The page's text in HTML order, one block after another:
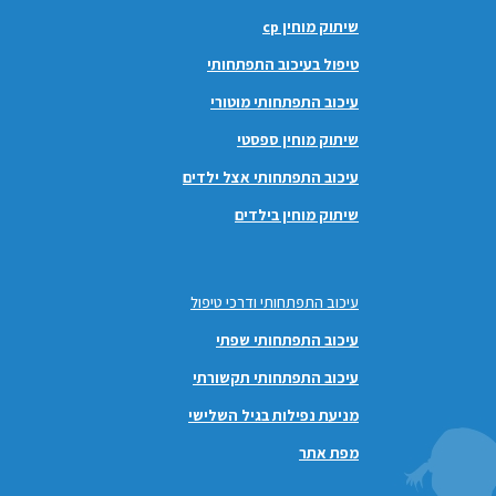
שיתוק מוחין cp
טיפול בעיכוב התפתחותי
עיכוב התפתחותי מוטורי
שיתוק מוחין ספסטי
עיכוב התפתחותי אצל ילדים
שיתוק מוחין בילדים
עיכוב התפתחותי ודרכי טיפול
עיכוב התפתחותי שפתי
עיכוב התפתחותי תקשורתי
מניעת נפילות בגיל השלישי
מפת אתר